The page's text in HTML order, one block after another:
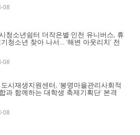
08
청소년쉼터 더작은별·인천 유니버스, 휴
청소년 찾아 나서… ‘해변 아웃리치’ 전
08
시재생지원센터, ‘봉명마을관리사회적
과 함께하는 대학생 축제기획단’ 본격
08